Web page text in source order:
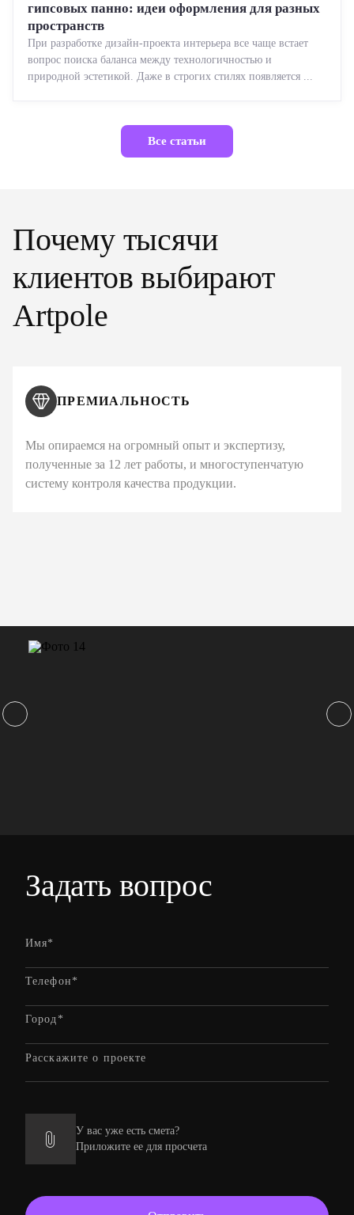
гипсовых панно: идеи оформления для разных
пространств
При разработке дизайн-проекта интерьера все чаще встает
вопрос поиска баланса между технологичностью и
природной эстетикой. Даже в строгих стилях появляется ...
Все статьи
Почему тысячи
клиентов выбирают
Artpole
ПРЕМИАЛЬНОСТЬ
Мы опираемся на огромный опыт и экспертизу,
полученные за 12 лет работы, и многоступенчатую
систему контроля качества продукции.
Задать вопрос
У вас уже есть смета?
Приложите ее для просчета